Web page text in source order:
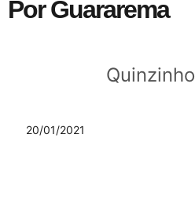
Por Guararema
Quinzinho
20/01/2021